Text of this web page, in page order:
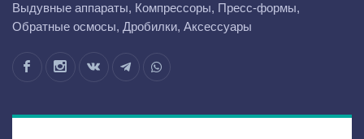
Выдувные аппараты, Компрессоры, Пресс-формы,
Обратные осмосы, Дробилки, Аксессуары